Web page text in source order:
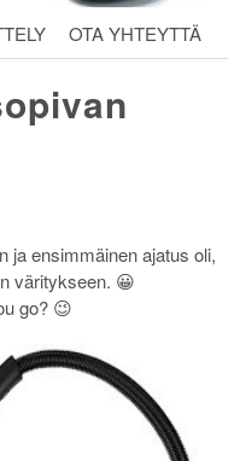
OTA YHTEYTTÄ
ja ensimmäinen ajatus oli,
väritykseen. 😀
go? 😉